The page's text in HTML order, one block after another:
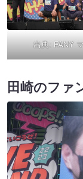
出典: FANY
田崎のフ